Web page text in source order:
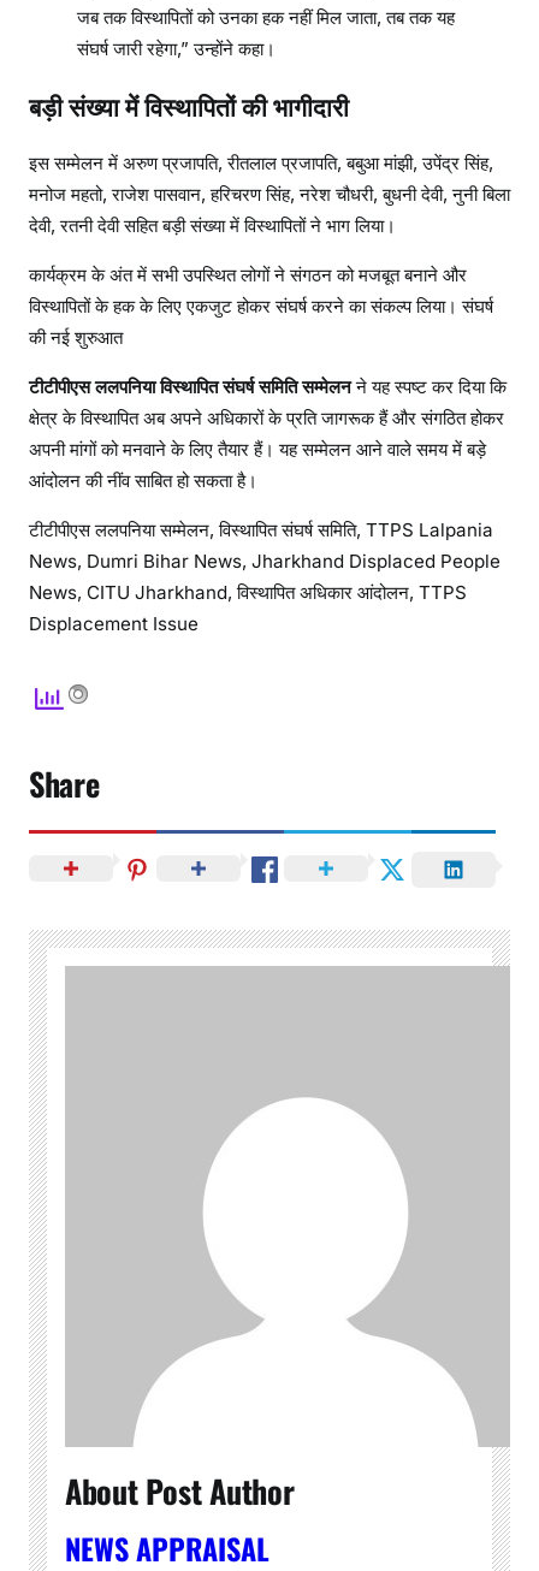
जब तक विस्थापितों को उनका हक नहीं मिल जाता, तब तक यह
संघर्ष जारी रहेगा,” उन्होंने कहा।
बड़ी संख्या में विस्थापितों की भागीदारी
इस सम्मेलन में अरुण प्रजापति, रीतलाल प्रजापति, बबुआ मांझी, उपेंद्र सिंह,
मनोज महतो, राजेश पासवान, हरिचरण सिंह, नरेश चौधरी, बुधनी देवी, नुनी बिला
देवी, रतनी देवी सहित बड़ी संख्या में विस्थापितों ने भाग लिया।
कार्यक्रम के अंत में सभी उपस्थित लोगों ने संगठन को मजबूत बनाने और
विस्थापितों के हक के लिए एकजुट होकर संघर्ष करने का संकल्प लिया। संघर्ष
की नई शुरुआत
टीटीपीएस ललपनिया विस्थापित संघर्ष समिति सम्मेलनने यह स्पष्ट कर दिया कि
क्षेत्र के विस्थापित अब अपने अधिकारों के प्रति जागरूक हैं और संगठित होकर
अपनी मांगों को मनवाने के लिए तैयार हैं। यह सम्मेलन आने वाले समय में बड़े
आंदोलन की नींव साबित हो सकता है।
टीटीपीएस ललपनिया सम्मेलन, विस्थापित संघर्ष समिति, TTPS Lalpania
News, Dumri Bihar News, Jharkhand Displaced People
News, CITU Jharkhand, विस्थापित अधिकार आंदोलन, TTPS
Displacement Issue
Share
About Post Author
NEWS APPRAISAL